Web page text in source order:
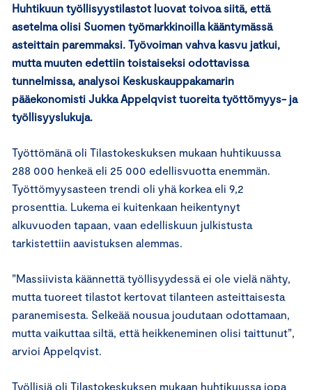
Huhtikuun työllisyystilastot luovat toivoa siitä, että
asetelma olisi Suomen työmarkkinoilla kääntymässä
asteittain paremmaksi. Työvoiman vahva kasvu jatkui,
mutta muuten edettiin toistaiseksi odottavissa
tunnelmissa, analysoi Keskuskauppakamarin
pääekonomisti Jukka Appelqvist tuoreita työttömyys- ja
työllisyyslukuja.
Työttömänä oli Tilastokeskuksen mukaan huhtikuussa
288 000 henkeä eli 25 000 edellisvuotta enemmän.
Työttömyysasteen trendi oli yhä korkea eli 9,2
prosenttia. Lukema ei kuitenkaan heikentynyt
alkuvuoden tapaan, vaan edelliskuun julkistusta
tarkistettiin aavistuksen alemmas.
”Massiivista käännettä työllisyydessä ei ole vielä nähty,
mutta tuoreet tilastot kertovat tilanteen asteittaisesta
paranemisesta. Selkeää nousua joudutaan odottamaan,
mutta vaikuttaa siltä, että heikkeneminen olisi taittunut”,
arvioi Appelqvist.
Työllisiä oli Tilastokeskuksen mukaan huhtikuussa jopa